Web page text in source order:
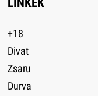
+18
Divat
Zsaru
Durva